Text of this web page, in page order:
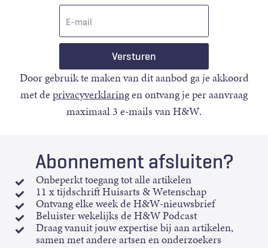
Door gebruik te maken van dit aanbod ga je akkoord
met deprivacyverklaringen ontvang je per aanvraag
maximaal 3 e-mails van H&W.
Abonnement afsluiten?
Onbeperkt toegang tot alle artikelen
11 x tijdschrift Huisarts & Wetenschap
Ontvang elke week de H&W-nieuwsbrief
Beluister wekelijks de H&W Podcast
Draag vanuit jouw expertise bij aan artikelen,
samen met andere artsen en onderzoekers